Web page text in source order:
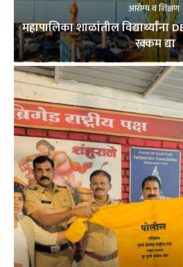
आरोग्य व शिक्षण
महापालिका शाळांतील विद्यार्थ्यांना
रक्कम द्या